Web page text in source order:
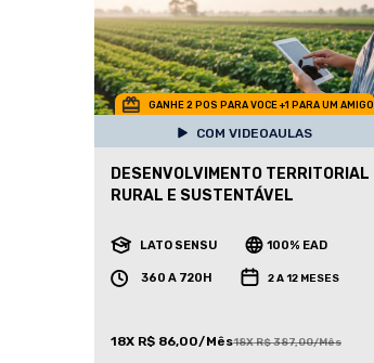
GANHE 2 POS PARA VOCE +1 PARA UM AMIGO
COM VIDEOAULAS
DESENVOLVIMENTO TERRITORIAL
RURAL E SUSTENTÁVEL
LATO SENSU 100% EAD
360 A 720H 2 A 12 MESES
18X R$ 86,00/Mês18X R$ 387,00/Mês